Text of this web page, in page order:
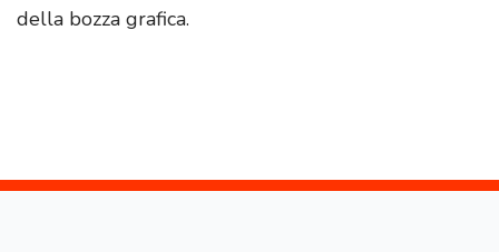
della bozza grafica.